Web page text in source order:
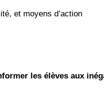
et moyens d’action
les élèves aux